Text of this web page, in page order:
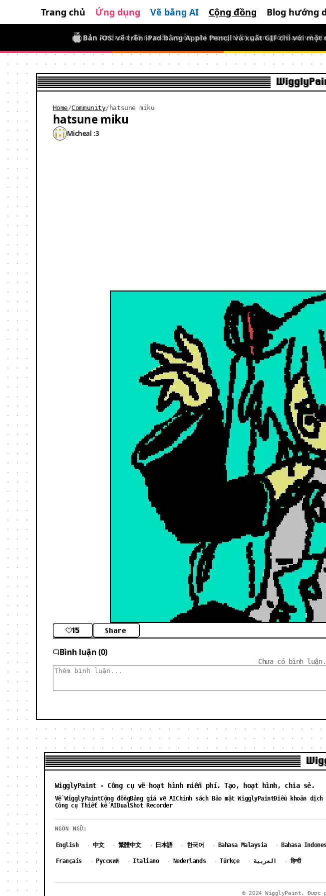
Trang chủ Ứng dụng Vẽ bằng AI Cộng đồng Blog hướng
Bản Android đã ra mắt: miễn phí trong thời gian giới hạn, vẽ
Bản iOS: vẽ trên iPad bằng Apple Pencil và xuất GIF chỉ với một
Home /Community/ hatsune miku
hatsune miku
Micheal :3
15 Share
Bình luận (0)
Chưa có bình
WigglyPaint - Công cụ vẽ hoạt hình miễn phí. Tạo, hoạt hình, chia sẻ.
Về WigglyPaintCộng đồngBảng giá vẽ AIChính sách Bảo mật WigglyPaintĐiều khoản dịch
Công cụ Thiết kế AIDualShot Recorder
NGÔN NGỮ:
English · 中文 · 繁體中文 · 日本語 · 한국어 · Bahasa Malaysia · Bahasa
Français · Русский · Italiano · Nederlands · Türkçe · العربية · हिन्दी
© 2024 WigglyPaint.